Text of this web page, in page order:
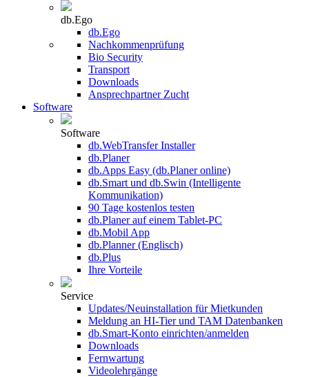
db.Ego
db.Ego
Nachkommenprüfung
Bio Security
Transport
Downloads
Ansprechpartner Zucht
Software
Software
db.WebTransfer Installer
db.Planer
db.Apps Easy (db.Planer online)
db.Smart und db.Swin (Intelligente
Kommunikation)
90 Tage kostenlos testen
db.Planer auf einem Tablet-PC
db.Mobil App
db.Planner (Englisch)
db.Plus
Ihre Vorteile
Service
Updates/Neuinstallation für Mietkunden
Meldung an HI-Tier und TAM Datenbanken
db.Smart-Konto einrichten/anmelden
Downloads
Fernwartung
Videolehrgänge